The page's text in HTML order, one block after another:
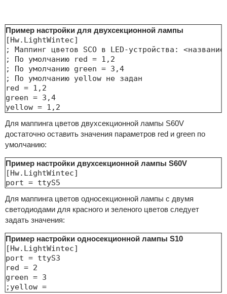
Пример настройки для двухсекционной лампы
[Hw.LightWintec]
; Маппинг цветов SCO в LED-устройства:
; По умолчанию red = 1,2
; По умолчанию green = 3,4
; По умолчанию yellow не задан
red = 1,2
green = 3,4
yellow = 1,2
Для маппинга цветов двухсекционной лампы S60V
достаточно оставить значения параметров red и green по
умолчанию:
Пример настройки двухсекционной лампы S60V
[Hw.LightWintec]
port = ttyS5
Для маппинга цветов односекционной лампы с двумя
светодиодами для красного и зеленого цветов следует
задать значения:
Пример настройки односекционной лампы S10
[Hw.LightWintec]
port = ttyS3
red = 2
green = 3
;yellow =